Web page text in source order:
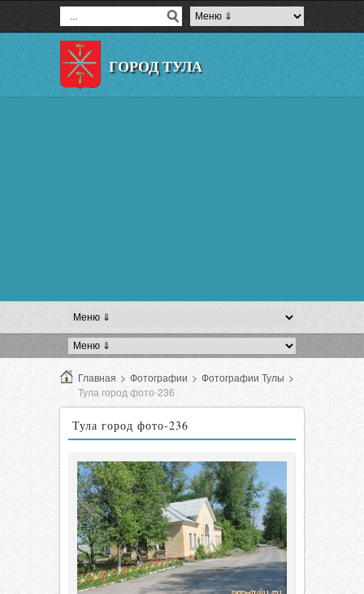
ГОРОД ТУЛА
Главная > Фотографии > Фотографии Тулы >
Тула город фото-236
Тула город фото-236